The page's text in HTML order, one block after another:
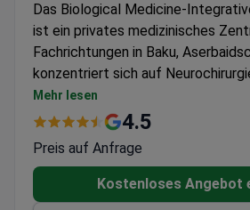
Das Biological Medicine-
ist ein privates medizinisches
Fachrichtungen in Baku,
konzentriert sich auf
Gesundheit für ein langes Leben
Retreats. Das Biological
Center Baku behandelt sowohl
Kinder. Am häufigsten besuchen
und den GUS-Staaten die Klinik.
Mehr lesen
4.5
Preis auf Anfrage
Kostenloses Angebot